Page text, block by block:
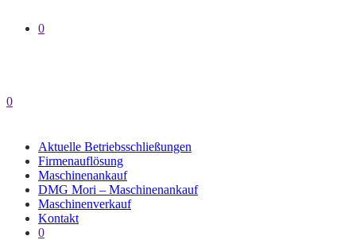
0
0
Aktuelle Betriebsschließungen
Firmenauflösung
Maschinenankauf
DMG Mori – Maschinenankauf
Maschinenverkauf
Kontakt
0